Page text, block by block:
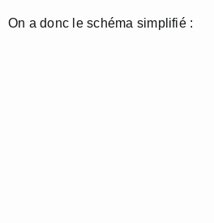
On a donc le schéma simplifié :